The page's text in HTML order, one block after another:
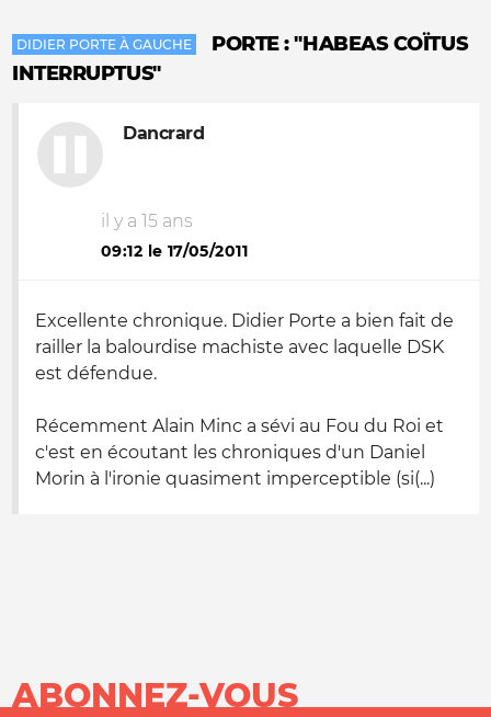
DIDIER PORTE À GAUCHE
PORTE : "HABEAS COÏTUS
INTERRUPTUS"
Dancrard
il y a 15 ans
09:12 le 17/05/2011
Excellente chronique. Didier Porte a bien fait de
railler la balourdise machiste avec laquelle DSK
est défendue.
Récemment Alain Minc a sévi au Fou du Roi et
c'est en écoutant les chroniques d'un Daniel
Morin à l'ironie quasiment imperceptible (si(...)
ABONNEZ-VOUS